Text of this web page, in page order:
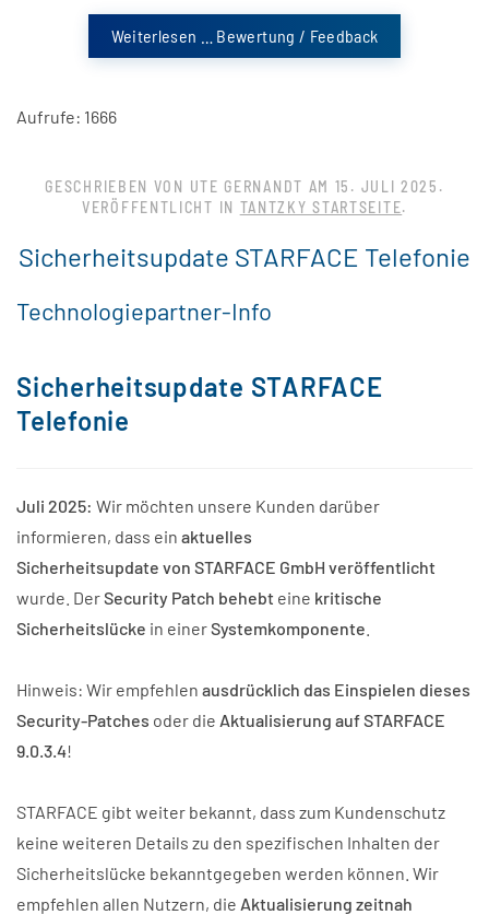
Weiterlesen … Bewertung / Feedback
Aufrufe: 1666
GESCHRIEBEN VON UTE GERNANDT AM 15. JULI 2025 .
VERÖFFENTLICHT IN TANTZKY STARTSEITE.
Sicherheitsupdate STARFACE Telefonie
Technologiepartner-Info
Sicherheitsupdate STARFACE
Telefonie
Juli 2025: Wir möchten unsere Kunden darüber
informieren, dass ein aktuelles
Sicherheitsupdate von STARFACE GmbH veröffentlicht
wurde. DerSecurity Patch behebt eine kritische
Sicherheitslücke in einerSystemkomponente
Hinweis: Wir empfehlen ausdrücklich das Einspielen dieses
Security-Patches oder die Aktualisierung auf STARFACE
9.0.3.4!
STARFACE gibt weiter bekannt, dass zum Kundenschutz
keine weiteren Details zu den spezifischen Inhalten der
Sicherheitslücke bekanntgegeben werden können. Wir
empfehlen allen Nutzern, die Aktualisierung zeitnah